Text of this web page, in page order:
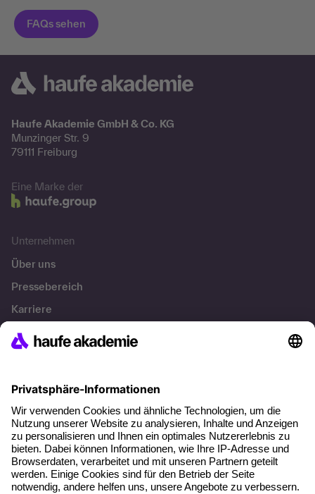
Haufe Akademie GmbH & Co. KG
Munzinger Str. 9
79111 Freiburg
Eine Marke der
Unternehmen
Über uns
Pressebereich
Karriere
Referenzen
Über unser Angebot
Planungssicherheit
Freie Seminarplätze
Qualitätsstandards